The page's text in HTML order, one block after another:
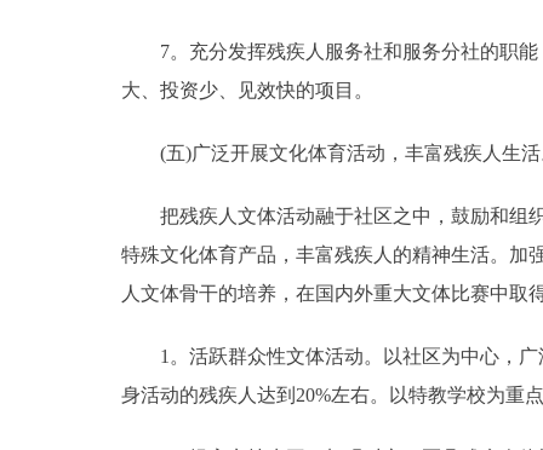
7。充分发挥残疾人服务社和服务分社的职能
大、投资少、见效快的项目。
(五)广泛开展文化体育活动，丰富残疾人生活
把残疾人文体活动融于社区之中，鼓励和组织
特殊文化体育产品，丰富残疾人的精神生活。加
人文体骨干的培养，在国内外重大文体比赛中取
1。活跃群众性文体活动。以社区为中心，广
身活动的残疾人达到20%左右。以特教学校为重